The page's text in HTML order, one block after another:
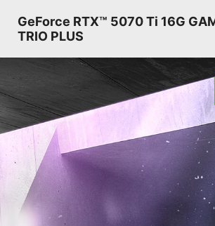
GeForce RTX™ 5070 Ti 16G
TRIO PLUS